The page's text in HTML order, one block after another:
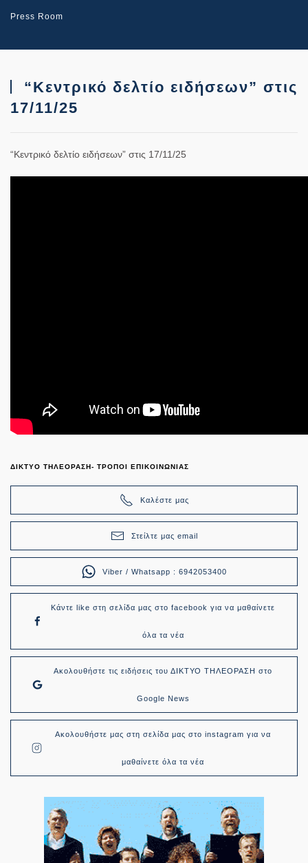
Press Room
“Κεντρικό δελτίο ειδήσεων” στις
17/11/25
“Κεντρικό δελτίο ειδήσεων” στις 17/11/25
ΔΙΚΤΥΟ ΤΗΛΕΟΡΑΣΗ- ΤΡΟΠΟΙ ΕΠΙΚΟΙΝΩΝΙΑΣ
Καλέστε μας
Στείλτε μας email
Viber / Whatsapp : 6942053400
Κάντε like στη σελίδα μας στο facebook για να μαθαίνετε
όλα τα νέα
Ακολουθήστε τις ειδήσεις του ΔΙΚΤΥΟ ΤΗΛΕΟΡΑΣΗ στο
Google News
Ακολουθήστε μας στη σελίδα μας στο instagram για να
μαθαίνετε όλα τα νέα